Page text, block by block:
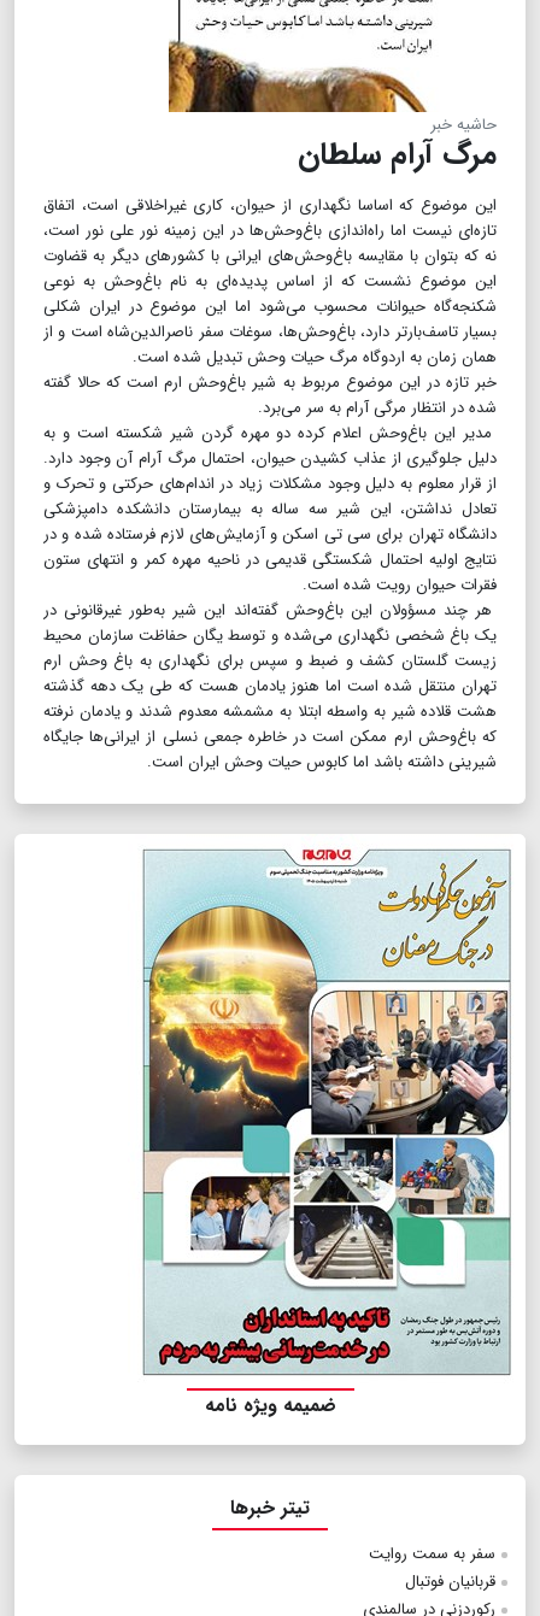
حاشیه خبر
مرگ آرام سلطان
این موضوع که اساسا نگهداری از حیوان، کاری غیراخلاقی است، اتفاق
تازه‌ای نیست اما راه‌اندازی باغ‌وحش‌ها در این زمینه نور علی نور است،
نه که بتوان با مقایسه باغ‌وحش‌های ایرانی با کشورهای دیگر به قضاوت
این موضوع نشست که از اساس پدیده‌ای به نام باغ‌وحش به نوعی
شکنجه‌گاه حیوانات محسوب می‌شود اما این موضوع در ایران شکلی
بسیار تاسف‌بارتر دارد، باغ‌وحش‌ها، سوغات سفر ناصرالدین‌شاه است و از
همان زمان به اردوگاه مرگ حیات وحش تبدیل شده است.
خبر تازه در این موضوع مربوط به شیر باغ‌وحش ارم است که حالا گفته
شده در انتظار مرگی آرام به سر می‌برد.
مدیر این باغ‌وحش اعلام کرده دو مهره گردن شیر شکسته است و به
دلیل جلوگیری از عذاب کشیدن حیوان، احتمال مرگ آرام آن وجود دارد.
از قرار معلوم به دلیل وجود مشکلات زیاد در اندام‌های حرکتی و تحرک و
تعادل نداشتن، این شیر سه ساله به بیمارستان دانشکده دامپزشکی
دانشگاه تهران برای سی تی اسکن و آزمایش‌های لازم فرستاده شده و در
نتایج اولیه احتمال شکستگی قدیمی در ناحیه مهره کمر و انتهای ستون
فقرات حیوان رویت شده است.
هر چند مسؤولان این باغ‌وحش گفته‌اند این شیر به‌طور غیرقانونی در
یک باغ شخصی نگهداری می‌شده و توسط یگان حفاظت سازمان محیط
زیست گلستان کشف و ضبط و سپس برای نگهداری به باغ وحش ارم
تهران منتقل شده است اما هنوز یادمان هست که طی یک دهه گذشته
هشت قلاده شیر به واسطه ابتلا به مشمشه معدوم شدند و یادمان نرفته
که باغ‌وحش ارم ممکن است در خاطره جمعی نسلی از ایرانی‌ها جایگاه
شیرینی داشته باشد اما کابوس حیات وحش ایران است.
ضمیمه ویژه نامه
تیتر خبرها
سفر به سمت روایت
قربانیان فوتبال
رکوردزنی در سالمندی